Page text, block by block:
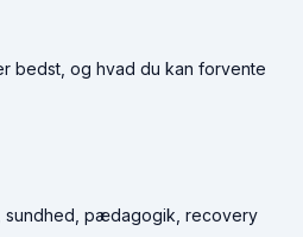
bedst, og hvad du kan forvente
sundhed, pædagogik, recovery